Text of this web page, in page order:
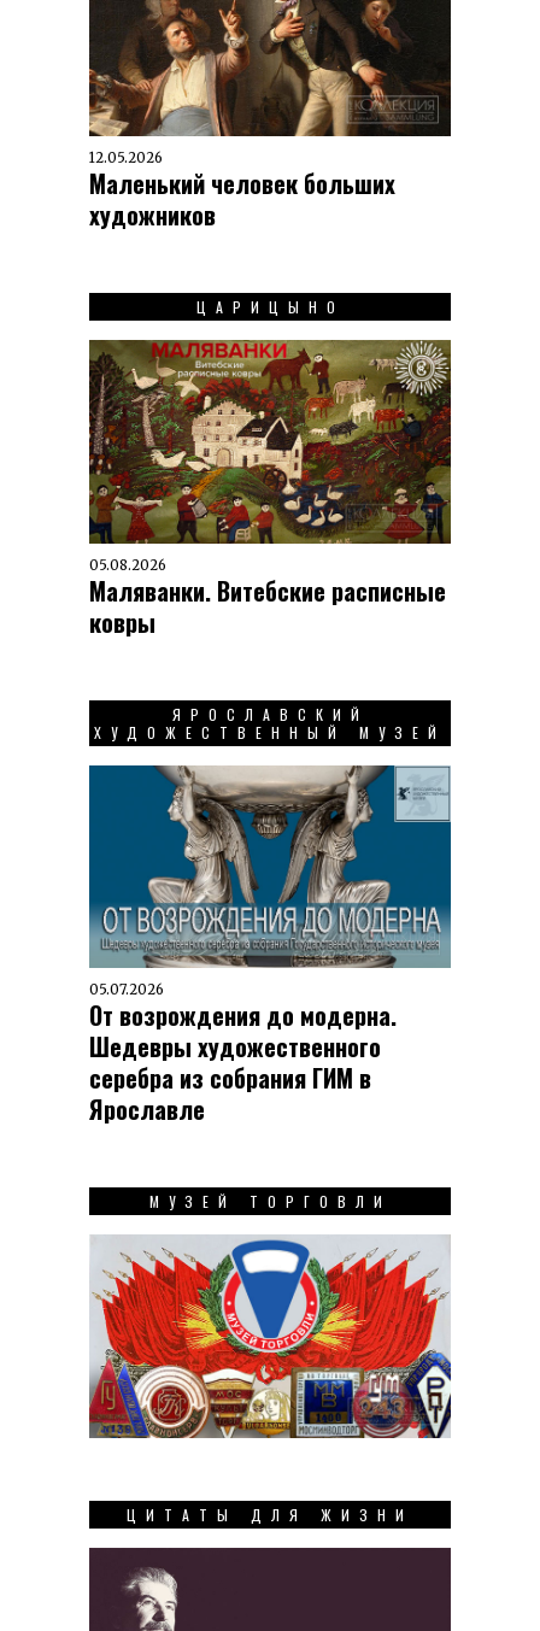
12.05.2026
Маленький человек больших
художников
ЦАРИЦЫНО
05.08.2026
Маляванки. Витебские расписные
ковры
ЯРОСЛАВСКИЙ
ХУДОЖЕСТВЕННЫЙ МУЗЕЙ
05.07.2026
От возрождения до модерна.
Шедевры художественного
серебра из собрания ГИМ в
Ярославле
МУЗЕЙ ТОРГОВЛИ
ЦИТАТЫ ДЛЯ ЖИЗНИ